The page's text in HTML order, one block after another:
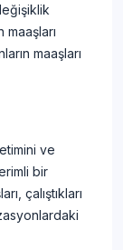
maaşları
ve
bir
çalıştıkları